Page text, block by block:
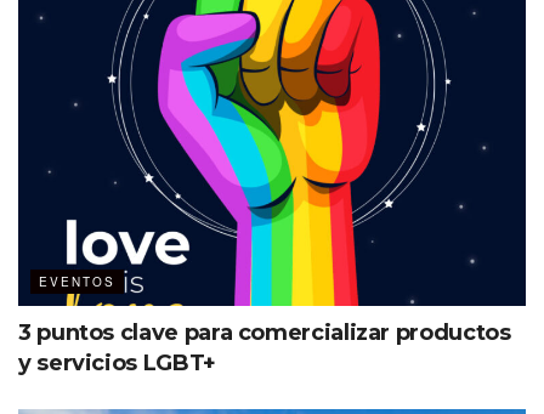
EVENTOS
3 puntos clave para comercializar productos
y servicios LGBT+